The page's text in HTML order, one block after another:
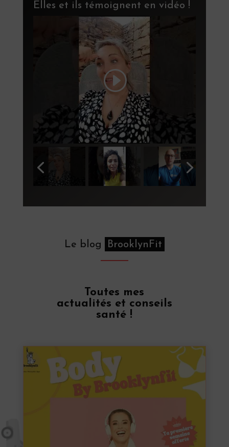
Elles et ils témoignent en vidéo !
Le blog BrooklynFit
Toutes mes
actualités et conseils
santé !